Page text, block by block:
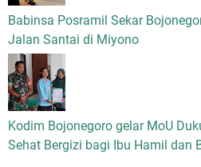
Babinsa Posramil Sekar
Jalan Santai di Miyono
Kodim Bojonegoro gelar MoU
Sehat Bergizi bagi Ibu Hamil dan